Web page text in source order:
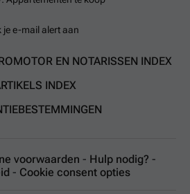
je e-mail alert aan
EN NOTARISSEN INDEX
INDEX
voorwaarden - Hulp nodig? -
- Cookie consent opties